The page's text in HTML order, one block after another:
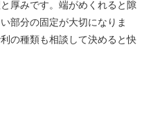
厚みです。端がめくれると隙
部分の固定が大切になりま
の種類も相談して決めると快